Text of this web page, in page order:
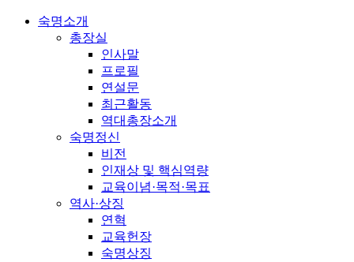
숙명소개
총장실
인사말
프로필
연설문
최근활동
역대총장소개
숙명정신
비전
인재상 및 핵심역량
교육이념·목적·목표
역사·상징
연혁
교육헌장
숙명상징